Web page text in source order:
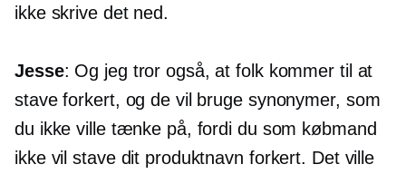
ikke skrive det ned.
Jesse: Og jeg tror også, at folk kommer til at
stave forkert, og de vil bruge synonymer, som
du ikke ville tænke på, fordi du som købmand
ikke vil stave dit produktnavn forkert. Det ville